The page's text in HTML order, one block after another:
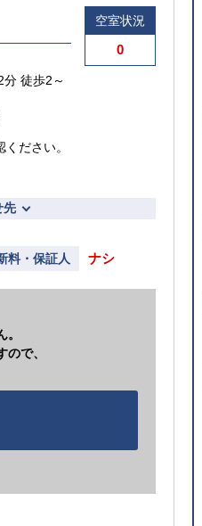
徒歩2～
ださい。
空室状況
0
先
料・保証人 ナシ
で、